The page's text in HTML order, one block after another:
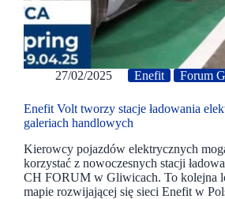
27/02/2025 Enefit Forum
Enefit Volt tworzy stacje ładowania
galeriach handlowych
Kierowcy pojazdów elektrycznych
korzystać z nowoczesnych stacji
CH FORUM w Gliwicach. To kolejna
mapie rozwijającej się sieci Enefit w